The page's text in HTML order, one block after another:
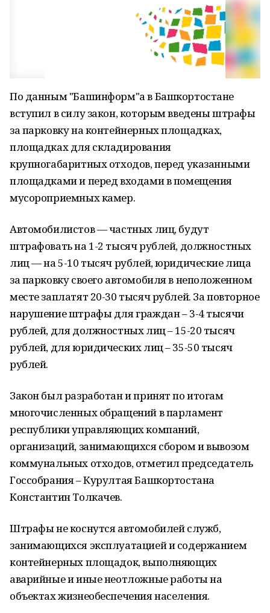
По данным "Башинформ"а в Башкортостане
вступил в силу закон, которым введены штрафы
за парковку на контейнерных площадках,
площадках для складирования
крупногабаритных отходов, перед указанными
площадками и перед входами в помещения
мусороприемных камер.
Автомобилистов — частных лиц, будут
штрафовать на 1-2 тысяч рублей, должностных
лиц — на 5-10 тысяч рублей, юридические лица
за парковку своего автомобиля в неположенном
месте заплатят 20-30 тысяч рублей. За повторное
нарушение штрафы для граждан – 3-4 тысячи
рублей, для должностных лиц – 15-20 тысяч
рублей, для юридических лиц – 35-50 тысяч
рублей.
Закон был разработан и принят по итогам
многочисленных обращений в парламент
республики управляющих компаний,
организаций, занимающихся сбором и вывозом
коммунальных отходов, отметил председатель
Госсобрания – Курултая Башкортостана
Константин Толкачев.
Штрафы не коснутся автомобилей служб,
занимающихся эксплуатацией и содержанием
контейнерных площадок, выполняющих
аварийные и иные неотложные работы на
объектах жизнеобеспечения населения.